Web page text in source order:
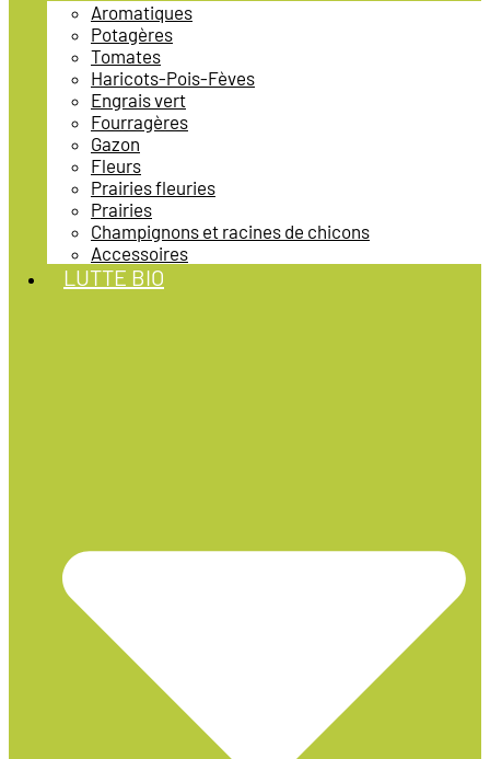
Aromatiques
Potagères
Tomates
Haricots-Pois-Fèves
Engrais vert
Fourragères
Gazon
Fleurs
Prairies fleuries
Prairies
Champignons et racines de chicons
Accessoires
LUTTE BIO